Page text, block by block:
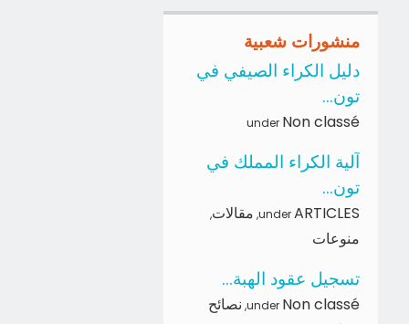
منشورات شعبية
دليل الكراء الصيفي في
تون...
under Non classé
آلية الكراء المملك في
تون...
underARTICLES
, مقالات,
منوعات
تسجيل عقود الهبة...
under Non classé
, نصائح